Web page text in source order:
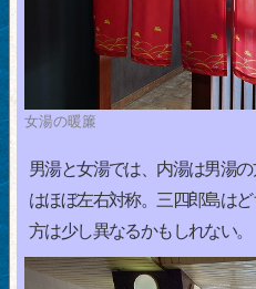
女湯の暖簾
男湯と女湯では、内湯は男湯
はほぼ左右対称。三四郎島は
方は少し異なるかもしれない。